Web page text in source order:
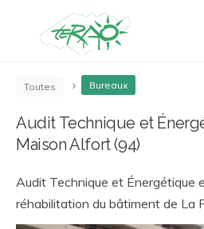
Toutes Bureaux
Audit Technique et
Maison Alfort (94)
Audit Technique et Énergétique
réhabilitation du bâtiment de La